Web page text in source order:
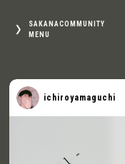
SAKANACOMMUNITY
MENU
ichiroyamaguchi